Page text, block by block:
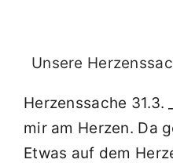
Unsere
Herzenssache 31.3.
mir am Herzen. Da
Etwas auf dem